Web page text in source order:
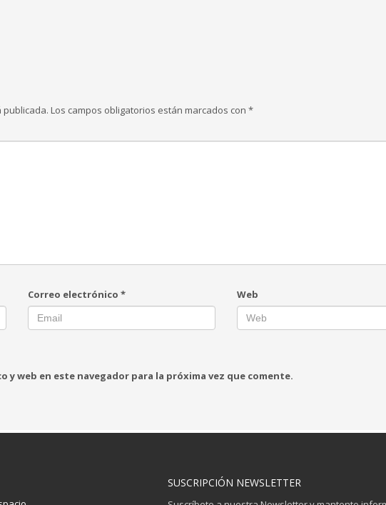
publicada. Los campos obligatorios están marcados con *
Correo electrónico* Web
y web en este navegador para la próxima vez que comente.
SUSCRIPCIÓN NEWSLETTER